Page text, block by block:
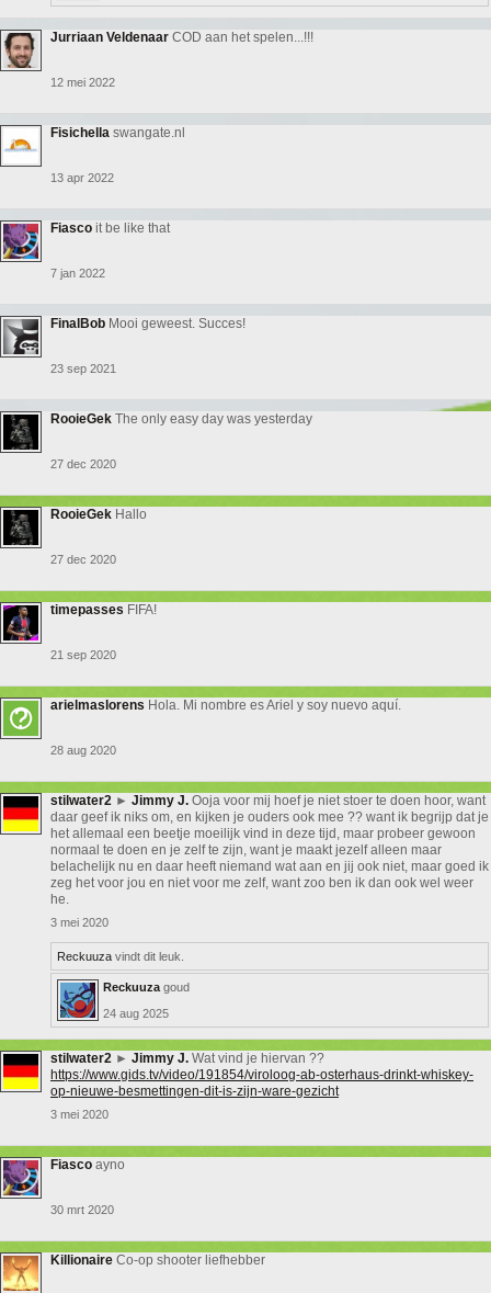
Jurriaan Veldenaar COD aan het spelen...!!!
12 mei 2022
Fisichella swangate.nl
13 apr 2022
Fiasco it be like that
7 jan 2022
FinalBob Mooi geweest. Succes!
23 sep 2021
RooieGek The only easy day was yesterday
27 dec 2020
RooieGek Hallo
27 dec 2020
timepasses FIFA!
21 sep 2020
arielmaslorens Hola. Mi nombre es Ariel y soy nuevo aquí.
28 aug 2020
stilwater2 ► Jimmy J. Ooja voor mij hoef je niet stoer te doen hoor, want
daar geef ik niks om, en kijken je ouders ook mee ?? want ik begrijp dat je
het allemaal een beetje moeilijk vind in deze tijd, maar probeer gewoon
normaal te doen en je zelf te zijn, want je maakt jezelf alleen maar
belachelijk nu en daar heeft niemand wat aan en jij ook niet, maar goed ik
zeg het voor jou en niet voor me zelf, want zoo ben ik dan ook wel weer
he.
3 mei 2020
Reckuuza vindt dit leuk.
Reckuuza goud
24 aug 2025
stilwater2 ► Jimmy J. Wat vind je hiervan ??
https://www.gids.tv/video/191854/viroloog-ab-osterhaus-drinkt-whiskey-
op-nieuwe-besmettingen-dit-is-zijn-ware-gezicht
3 mei 2020
Fiasco ayno
30 mrt 2020
Killionaire Co-op shooter liefhebber